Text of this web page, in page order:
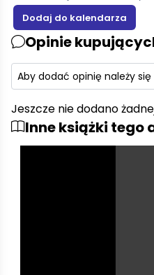
Opinie
Aby dodać opinię należy
Jeszcze nie dodano
Inne książki tego